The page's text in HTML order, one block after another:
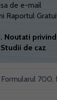
de e-mail
Raportul
Noutati privind
Studii de caz
700, folosit